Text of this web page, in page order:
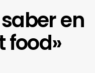
en
food»